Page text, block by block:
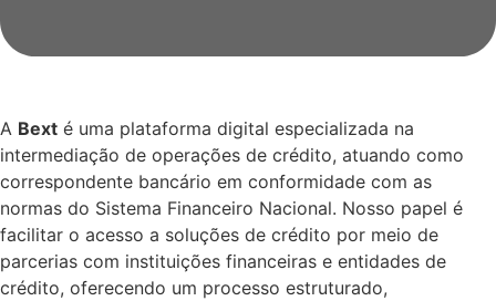
A Bext é uma plataforma digital especializada na
intermediação de operações de crédito, atuando como
correspondente bancário em conformidade com as
normas do Sistema Financeiro Nacional. Nosso papel é
facilitar o acesso a soluções de crédito por meio de
parcerias com instituições financeiras e entidades de
crédito, oferecendo um processo estruturado,